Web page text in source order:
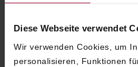
Diese Webseite verwendet
Wir verwenden Cookies, um
personalisieren, Funktionen